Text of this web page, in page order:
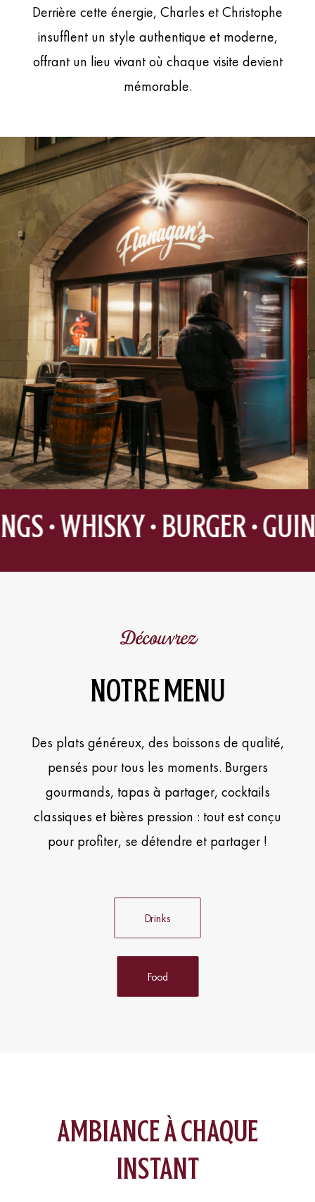
Derrière cette énergie, Charles et Christophe
insufflent un style authentique et moderne,
offrant un lieu vivant où chaque visite devient
mémorable.
• WHISKY• BURGER •
Découvrez
NOTRE MENU
Des plats généreux, des boissons de qualité,
pensés pour tous les moments. Burgers
gourmands, tapas à partager, cocktails
classiques et bières pression : tout est conçu
pour profiter, se détendre et partager !
Drinks
Food
ambiance à chaque
instant